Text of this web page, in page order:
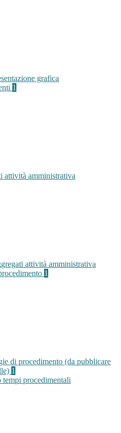
grafica
1
attività amministrativa
attività amministrativa
1
di procedimento (da pubblicare
1
procedimentali